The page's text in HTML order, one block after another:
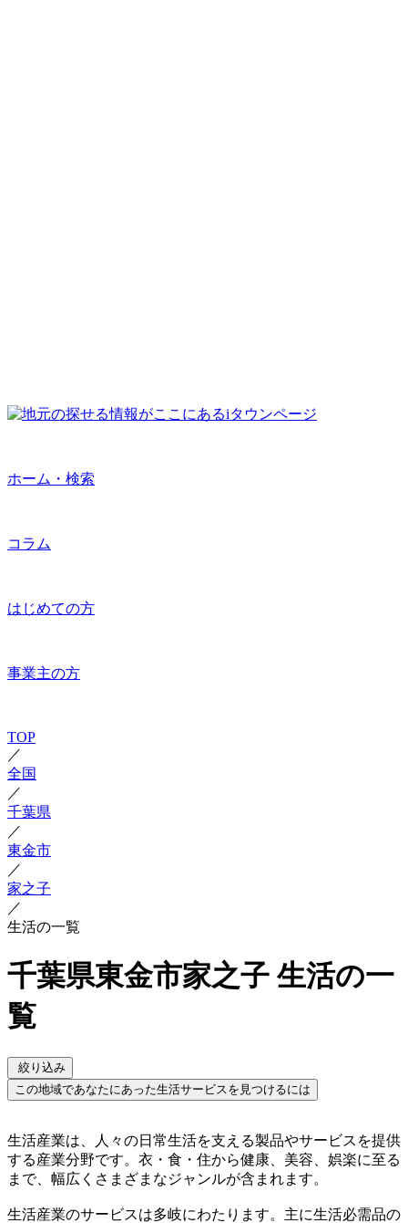
ホーム・検索
コラム
はじめての方
事業主の方
TOP
／
全国
／
千葉県
／
東金市
／
家之子
／
生活の一覧
千葉県東金市家之子 生活の一
覧
絞り込み
この地域であなたにあった生活サービスを見つけるには
生活産業は、人々の日常生活を支える製品やサービスを提供
する産業分野です。衣・食・住から健康、美容、娯楽に至る
まで、幅広くさまざまなジャンルが含まれます。
生活産業のサービスは多岐にわたります。主に生活必需品の